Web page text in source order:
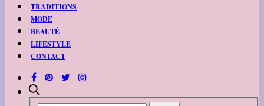
TRADITIONS
MODE
BEAUTÉ
LIFESTYLE
CONTACT